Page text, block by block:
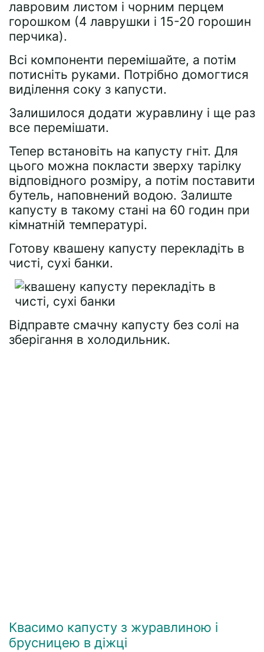
лавровим листом і чорним перцем
горошком (4 лаврушки і 15-20 горошин
перчика).
Всі компоненти перемішайте, а потім
потисніть руками. Потрібно домогтися
виділення соку з капусти.
Залишилося додати журавлину і ще раз
все перемішати.
Тепер встановіть на капусту гніт. Для
цього можна покласти зверху тарілку
відповідного розміру, а потім поставити
бутель, наповнений водою. Залиште
капусту в такому стані на 60 годин при
кімнатній температурі.
Готову квашену капусту перекладіть в
чисті, сухі банки.
Відправте смачну капусту без солі на
зберігання в холодильник.
Квасимо капусту з журавлиною і
брусницею в діжці